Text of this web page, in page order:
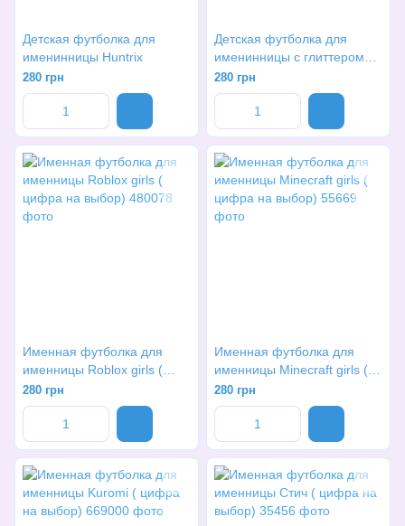
Детская футболка для
именинницы Huntrix
280 грн
Детская футболка для
именинницы с глиттером
(выбери свою цифру)
280 грн
Именная футболка для
именницы Roblox girls (
цифра на выбор)
280 грн
Именная футболка для
именницы Minecraft girls (
цифра на выбор)
280 грн